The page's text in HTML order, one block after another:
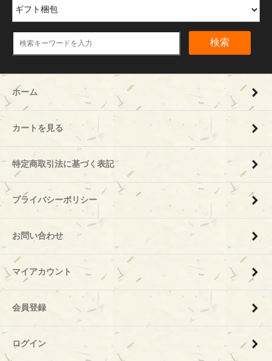
検索
ホーム
カートを見る
特定商取引法に基づく表記
プライバシーポリシー
お問い合わせ
マイアカウント
会員登録
ログイン